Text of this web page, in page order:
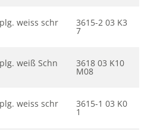
weiss schr 3615-2 03 K3
7
weiß Schn 3618 03 K10
M08
weiss schr 3615-1 03 K0
1